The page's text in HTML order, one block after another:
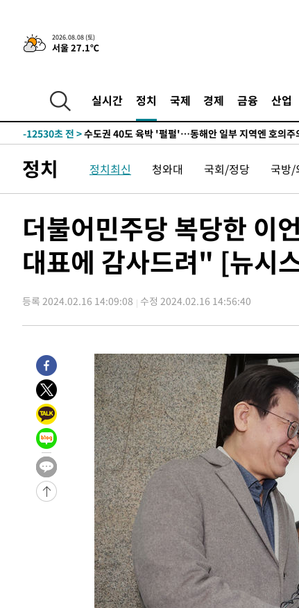
2026.08.08 (토)
서울 27.1℃
실시간 정치 국제 경제 금융 산업
청래 44.56%
-20235초 전 >[속보]與 대표 경선 제주·인천 당원투표…金 47.75%·
42.08%·宋 10.17%
-19769초 전 > 이강인 "아틀레티코 이적 기뻐…등번호 7번 의미보단
-13478초 전 >
낮 최고 35도 '무더위'…동해안 시간당 30㎜ '강한
-12748초 전 >
틀레티코 이적"
-12530초 전 >수도권 40도 육박 '펄펄'…동해안 일부 지역엔 호의주
-5444초 전 >
강릉에 시간당 81.4㎜ 물폭탄…도로 잠기고 담벼락 붕
-1551초 전 >백운산서 80년근 천종산삼 9뿌리 발견…감정가 1.3억
53분 전 >남자 농구, 나고야 아시안게임서 '홈팀' 일본과 한일전
1시간 전 >여수 오동도 해상서 모터보트 전복…1명 사망·1명 실종
2시간 전 >극한폭염 한풀 꺾이지만…'낮 최고 35도' 무더위, 열대야
3시간 전 >[속보]'압수수색·성접대 논란' 축구협회 "실망과 걱정 안겨
6시간 전 >'최고 37도' 폭염 지속…강원동해안 최대 150㎜ 비
-29973초 전 >
이란 "호르무즈 재개방 합의 근접…美 배상 선행돼야"
-21020초 전 >
[속보]與최고위원 제주·인천 순회경선…박선원·최민
한민수·김용 순
-20973초 전 >
[속보]김민석, 與 전대 당원투표 누적 득표율 45.42%
청래 44.56%
-20255초 전 >
[속보]與 대표 경선 제주·인천 당원투표…金 47.75%·
42.08%·宋 10.17%
-19789초 전 >
이강인 "아틀레티코 이적 기뻐…등번호 7번 의미보단
것"
-19724초 전 >
[속보]與 당대표 경선, 제주·인천 권리당원 투표 김민석
-13498초 전 >
낮 최고 35도 '무더위'…동해안 시간당 30㎜ '강한 비'[
-12768초 전 >
[속보]이강인 "감독님이 원하는 마음 느꼈고, 많은 트로
수도권 40도 육박 '펄펄'…동해안 일부 지역엔 호의주
온열질환 사망자 3명 늘어…누적 환자 3000명 돌파
강릉에 시간당 81.4㎜ 물폭탄…도로 잠기고 담벼락 붕
백운산서 80년근 천종산삼 9뿌리 발견…감정가 1.3억
선재도서 해루질 나섰다 실종 60대, 닷새 만에 숨진 채 발견
정치 정치최신 청와대 국회/정당 국방/
더불어민주당 복당한
대표에 감사드려" [뉴시
등록 2024.02.16 14:09:08 수정 2024.02.16 14:56:40